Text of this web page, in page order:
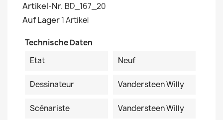
Artikel-Nr. BD_167_20
Auf Lager1 Artikel
Technische Daten
Etat
Neuf
Dessinateur Vandersteen Willy
Scénariste Vandersteen Willy